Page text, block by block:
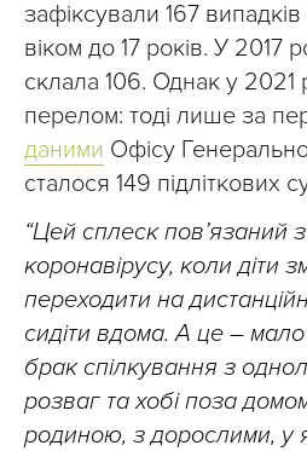
зафіксували 167
віком до 17 років. У 2017
склала 106. Однак у 2021
перелом: тоді лише за
даними Офісу
сталося 149 підліткових
“Цей сплеск пов’язаний
коронавірусу, коли діти
переходити на
сидіти вдома. А це –
брак спілкування з
розваг та хобі поза
родиною, з дорослими, у